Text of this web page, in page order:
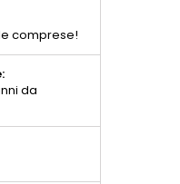
comprese!
da